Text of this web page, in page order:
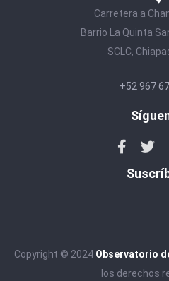
Carretera a
Barrio La Quinta
SCLC,
+52 967
Copyright © 2024 Observatorio
los derechos